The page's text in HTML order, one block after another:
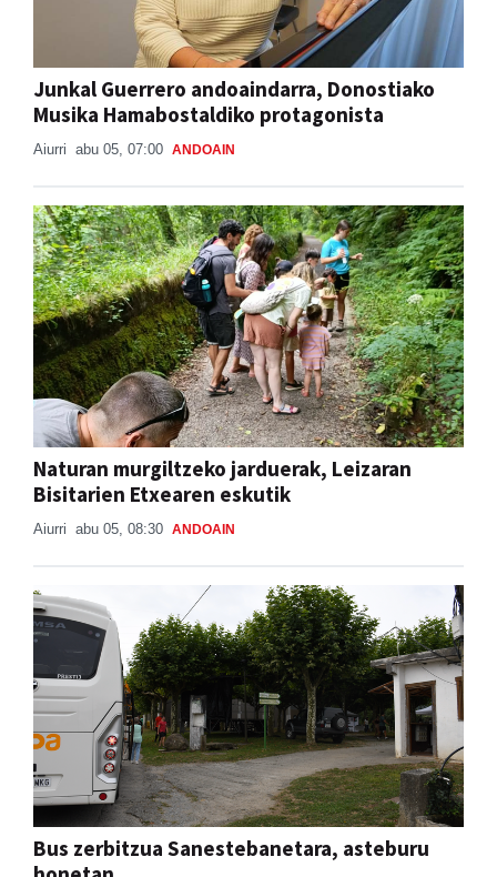
Junkal Guerrero andoaindarra, Donostiako
Musika Hamabostaldiko protagonista
Aiurri abu 05, 07:00 ANDOAIN
Naturan murgiltzeko jarduerak, Leizaran
Bisitarien Etxearen eskutik
Aiurri abu 05, 08:30 ANDOAIN
Bus zerbitzua Sanestebanetara, asteburu